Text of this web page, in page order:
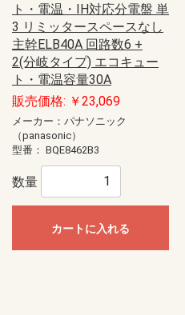
ト・電温・IH対応分電盤 単
3 リミッタースペースなし
主幹ELB40A 回路数6 +
2(分岐タイプ) エコキュー
ト・電温容量30A
販売価格: ￥23,069
メーカー：パナソニック
（panasonic）
型番： BQE8462B3
数量
カートに入れる